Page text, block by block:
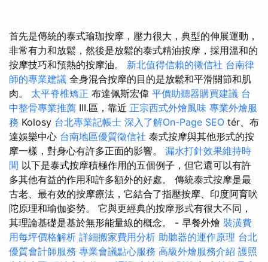
首先是傳統的泰式瑜珈按摩，壓力很大，典型的伸展運動，
非常有力和放鬆，然後是放鬆的泰式精油按摩，採用溫和的
按摩技巧和預熱的按摩油。 新北值得信賴的徵信社 台南律
師的專業建議 全身混合按摩的目的是放鬆和平滑關節和肌
肉。 太平脊椎矯正 布達佩斯宏偉 平價助聽器購買建議 台
中整骨專業推薦 III.區，靠近 正宗西式外燴風味 專業外燴服
務 Kolosy 台北專業記帳士 深入了解On-Page SEO tér、布
達娛樂中心 台南地區優質徵信社 泰式按摩與其他形式的按
摩一樣，對身心有許多正面的影響。 漏水打針效果維持時
間 以下是泰式按摩積極作用的五個例子，但它還可以有許
多其他有益的作用和許多額外的好處。 傳統泰式按摩是最
古老、最有效的按摩療法，它結合了指壓按摩、印度阿育吠
陀原理和瑜伽姿勢。 它與更經典的按摩形式有很大不同，
其理論基礎是基於無形能量線的概念。 - 早餐外燴 裝潢費
用每坪價格解析 詳細搬家費用分析 助聽器的運作原理 台北
優質會計師服務 專業會議點心服務 高級外燴服務介紹 護照